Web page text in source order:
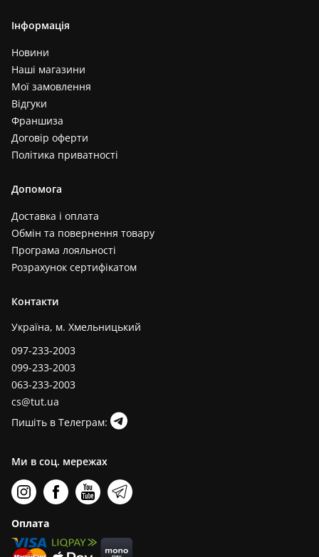
Інформація
Новини
Наші магазини
Мої замовлення
Відгуки
Франшиза
Договір оферти
Політика приватності
Допомога
Доставка і оплата
Обмін та повернення товару
Програма лояльності
Розрахунок сертифікатом
Контакти
Україна, м. Хмельницький
097-233-2003
099-233-2003
063-233-2003
cs@tut.ua
Пишіть в Телеграм:
Ми в соц. мережах
Оплата